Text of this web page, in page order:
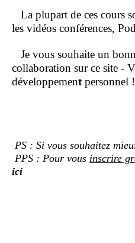
La plupart de ces cours
les vidéos conférences,
Je vous souhaite un
collaboration sur ce site -
développement personnel !
PS : Si vous souhaitez
PPS : Pour vous inscrire
ici